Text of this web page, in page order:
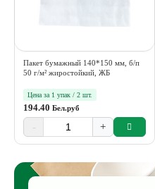
Пакет бумажный 140*150 мм, б/п
50 г/м² жиростойкий, ЖБ
Цена за 1 упак / 2 шт.
194.40 Бел.руб
- +